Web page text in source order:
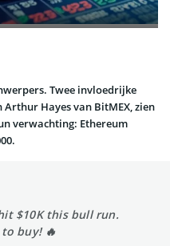
Twee invloedrijke
Hayes van BitMEX, zien
verwachting: Ethereum
$10K this bull run.
buy! 🔥